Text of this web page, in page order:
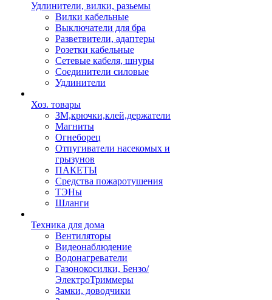
Удлинители, вилки, разьемы
Вилки кабельные
Выключатели для бра
Разветвители, адаптеры
Розетки кабельные
Сетевые кабеля, шнуры
Соединители силовые
Удлинители
Хоз. товары
ЗМ,крючки,клей,держатели
Магниты
Огнеборец
Отпугиватели насекомых и
грызунов
ПАКЕТЫ
Средства пожаротушения
ТЭНы
Шланги
Техника для дома
Вентиляторы
Видеонаблюдение
Водонагреватели
Газонокосилки, Бензо/
ЭлектроТриммеры
Замки, доводчики